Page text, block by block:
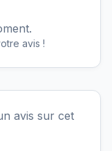
avis !
avis sur cet